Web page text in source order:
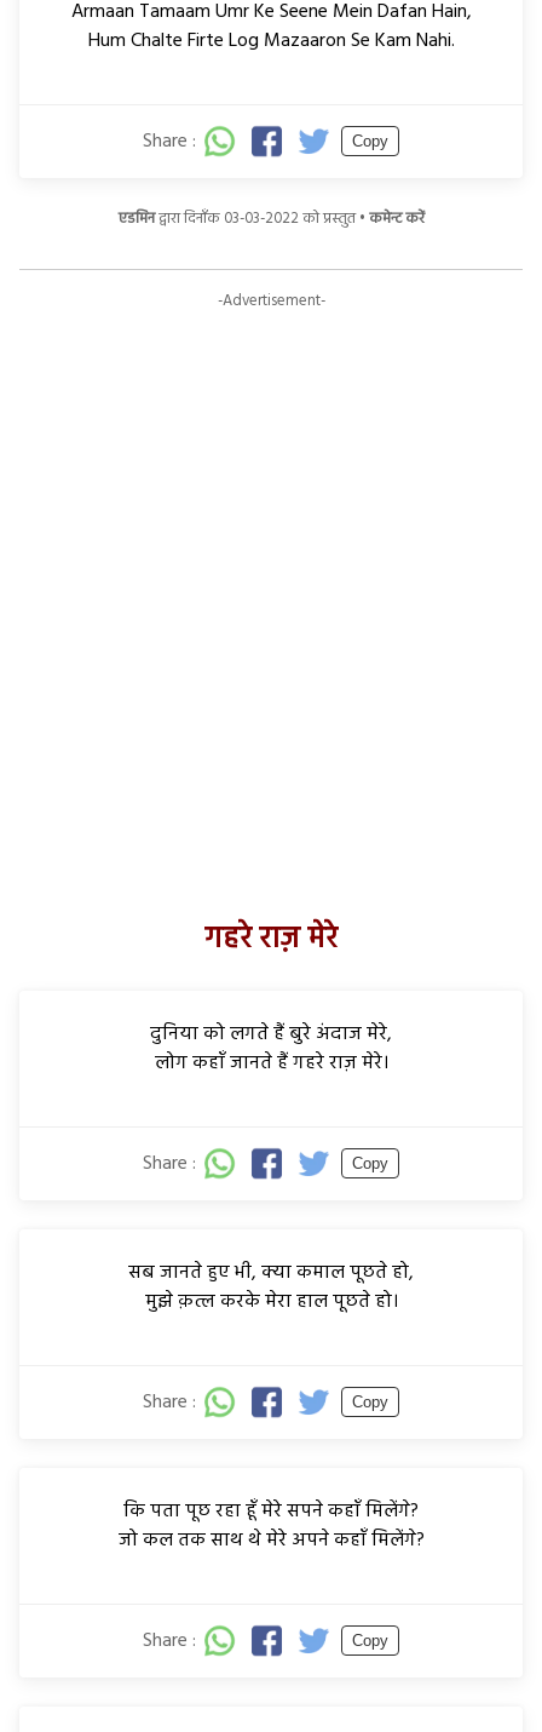
Armaan Tamaam Umr Ke Seene Mein Dafan Hain,
Hum Chalte Firte Log Mazaaron Se Kam Nahi.
Share : Copy
एडमिनद्वारा दिनाँक 03-03-2022 को प्रस्तुत •कमेन्ट करें
-Advertisement-
गहरे राज़ मेरे
दुनिया को लगते हैं बुरे अंदाज मेरे,
लोग कहाँ जानते हैं गहरे राज़ मेरे।
Share : Copy
सब जानते हुए भी, क्या कमाल पूछते हो,
मुझे क़त्ल करके मेरा हाल पूछते हो।
Share : Copy
कि पता पूछ रहा हूँ मेरे सपने कहाँ मिलेंगे?
जो कल तक साथ थे मेरे अपने कहाँ मिलेंगे?
Share : Copy